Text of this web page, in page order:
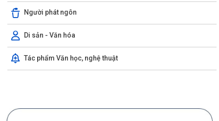
GIỚI THIỆU CHUNG